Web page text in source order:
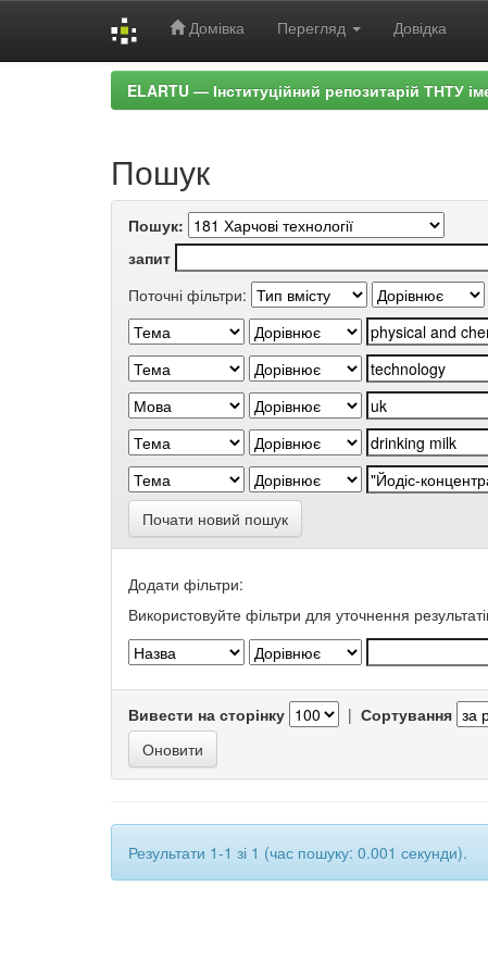
Домівка Перегляд Довідка
ELARTU — Інституційний репозитарій ТНТУ
Пошук
Пошук:
запит
Поточні фільтри:
Почати новий пошук
Додати фільтри:
Використовуйте фільтри для уточнення
Вивести на сторінку | Сортування
Результати 1-1 зі 1 (час пошуку: 0.001 секунди).